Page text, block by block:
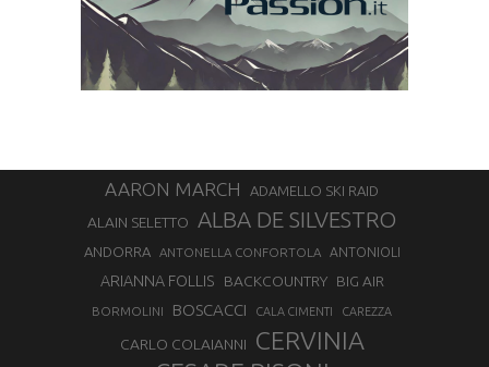
AARON MARCH ADAMELLO SKI RAID
ALAIN SELETTO ALBA DE SILVESTRO
ANDORRA ANTONELLA CONFORTOLA ANTONIOLI
ARIANNA FOLLIS BACKCOUNTRY BIG AIR
BORMOLINI BOSCACCI CALA CIMENTI CAREZZA
CARLO COLAIANNI CERVINIA